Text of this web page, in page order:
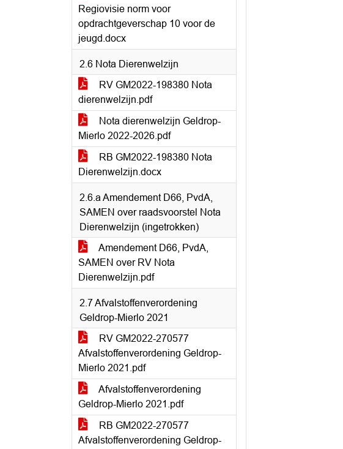
Regiovisie norm voor
opdrachtgeverschap 10 voor de
jeugd.docx
2.6 Nota Dierenwelzijn
RV GM2022-198380 Nota
dierenwelzijn.pdf
Nota dierenwelzijn Geldrop-
Mierlo 2022-2026.pdf
RB GM2022-198380 Nota
Dierenwelzijn.docx
2.6.a Amendement D66, PvdA,
SAMEN over raadsvoorstel Nota
Dierenwelzijn (ingetrokken)
Amendement D66, PvdA,
SAMEN over RV Nota
Dierenwelzijn.pdf
2.7 Afvalstoffenverordening
Geldrop-Mierlo 2021
RV GM2022-270577
Afvalstoffenverordening Geldrop-
Mierlo 2021.pdf
Afvalstoffenverordening
Geldrop-Mierlo 2021.pdf
RB GM2022-270577
Afvalstoffenverordening Geldrop-